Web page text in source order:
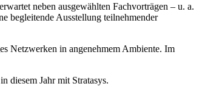
neben ausgewählten Fachvorträgen – u. a.
begleitende Ausstellung teilnehmender
Netzwerken in angenehmem Ambiente. Im
Jahr mit Stratasys.